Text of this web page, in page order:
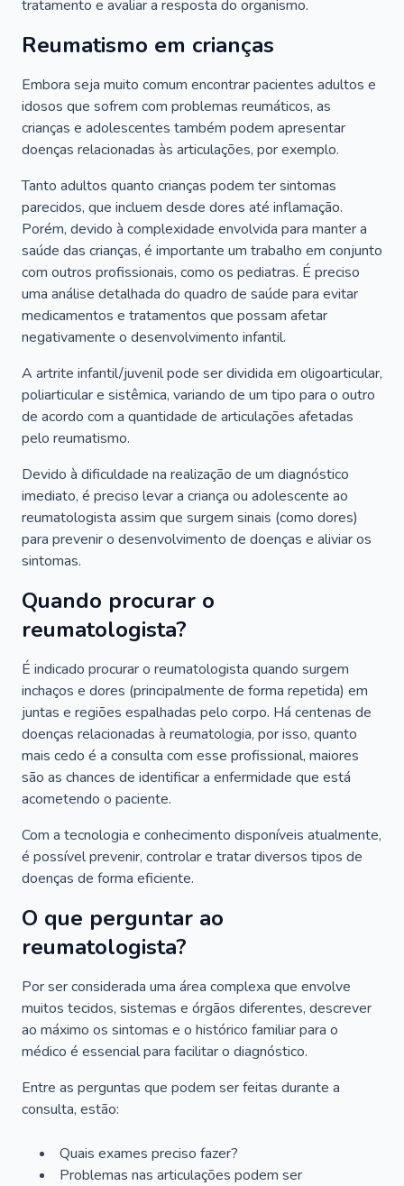
tratamento e avaliar a resposta do organismo.
Reumatismo em crianças
Embora seja muito comum encontrar pacientes adultos e
idosos que sofrem com problemas reumáticos, as
crianças e adolescentes também podem apresentar
doenças relacionadas às articulações, por exemplo.
Tanto adultos quanto crianças podem ter sintomas
parecidos, que incluem desde dores até inflamação.
Porém, devido à complexidade envolvida para manter a
saúde das crianças, é importante um trabalho em conjunto
com outros profissionais, como os pediatras. É preciso
uma análise detalhada do quadro de saúde para evitar
medicamentos e tratamentos que possam afetar
negativamente o desenvolvimento infantil.
A artrite infantil/juvenil pode ser dividida em oligoarticular,
poliarticular e sistêmica, variando de um tipo para o outro
de acordo com a quantidade de articulações afetadas
pelo reumatismo.
Devido à dificuldade na realização de um diagnóstico
imediato, é preciso levar a criança ou adolescente ao
reumatologista assim que surgem sinais (como dores)
para prevenir o desenvolvimento de doenças e aliviar os
sintomas.
Quando procurar o
reumatologista?
É indicado procurar o reumatologista quando surgem
inchaços e dores (principalmente de forma repetida) em
juntas e regiões espalhadas pelo corpo. Há centenas de
doenças relacionadas à reumatologia, por isso, quanto
mais cedo é a consulta com esse profissional, maiores
são as chances de identificar a enfermidade que está
acometendo o paciente.
Com a tecnologia e conhecimento disponíveis atualmente,
é possível prevenir, controlar e tratar diversos tipos de
doenças de forma eficiente.
O que perguntar ao
reumatologista?
Por ser considerada uma área complexa que envolve
muitos tecidos, sistemas e órgãos diferentes, descrever
ao máximo os sintomas e o histórico familiar para o
médico é essencial para facilitar o diagnóstico.
Entre as perguntas que podem ser feitas durante a
consulta, estão:
Quais exames preciso fazer?
Problemas nas articulações podem ser